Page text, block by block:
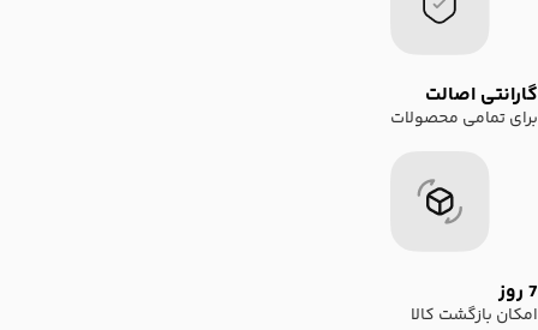
گارانتی اصالت
برای تمامی محصولات
7 روز
امکان بازگشت کالا